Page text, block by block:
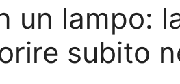
un lampo:
subito